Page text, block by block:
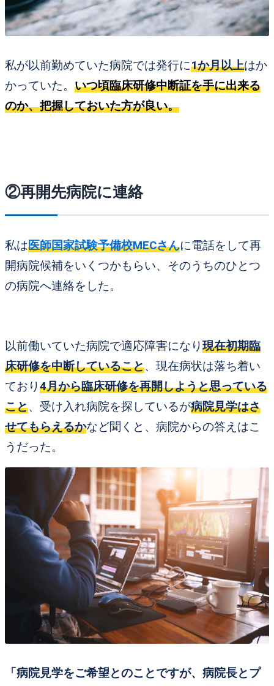
私が以前勤めていた病院では発行に1か月以上はか
かっていた。 いつ頃臨床研修中断証を手に出来る
のか、把握しておいた方が良い。
②再開先病院に連絡
私は医師国家試験予備校MECさんに電話をして再
開病院候補をいくつかもらい、そのうちのひとつ
の病院へ連絡をした。
以前働いていた病院で適応障害になり現在初期臨
床研修を中断していること、 現在病状は落ち着い
ており4月から臨床研修を再開しようと思っている
こと、 受け入れ病院を探しているが病院見学はさ
せてもらえるかなど聞くと、 病院からの答えはこ
うだった。
「病院見学をご希望とのことですが、病院長とプ